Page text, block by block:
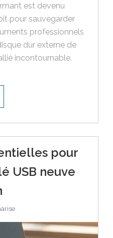
est devenu
pour sauvegarder
professionnels
dur externe de
incontournable.
pour
USB neuve